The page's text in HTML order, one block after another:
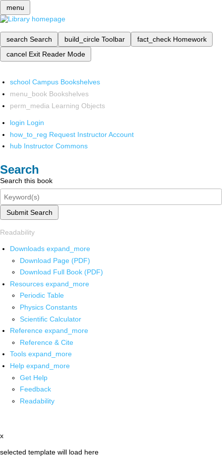
menu
search Search build_circle Toolbar fact_check Homework
cancel Exit Reader Mode
school Campus Bookshelves
menu_book Bookshelves
perm_media Learning Objects
login Login
how_to_reg Request Instructor Account
hub Instructor Commons
Search
Search this book
Submit Search
Readability
Downloads expand_more
Download Page (PDF)
Download Full Book (PDF)
Resources expand_more
Periodic Table
Physics Constants
Scientific Calculator
Reference expand_more
Reference & Cite
Tools expand_more
Help expand_more
Get Help
Feedback
Readability
x
selected template will load here